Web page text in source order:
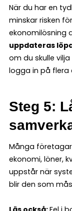
När du har en
minskar risken
ekonomilösning
uppdateras
om du skulle vilja
logga in på flera
Steg 5:
Många
ekonomi, löner,
uppstår när
blir den som